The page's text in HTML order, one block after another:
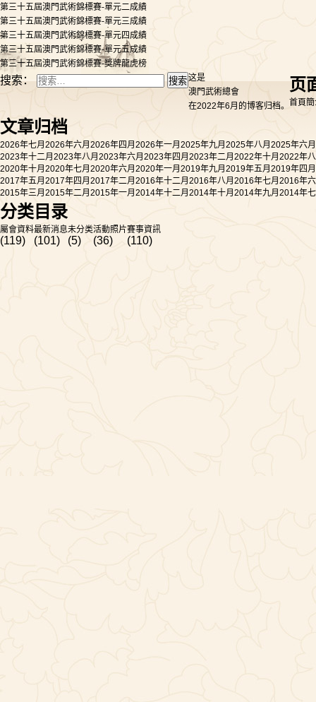
第三十五屆澳門武術錦標賽-單元二成績
第三十五屆澳門武術錦標賽-單元三成績
第三十五屆澳門武術錦標賽-單元四成績
第三十五屆澳門武術錦標賽-單元五成績
第三十五屆澳門武術錦標賽-獎牌龍虎榜
搜索：
这是
澳門武術總會
在2022年6月的博客归档。
页
首頁
文章归档
2026年七月 2026年六月 2026年四月 2026年一月 2025年九月 2025年八月 2025年六月
2023年十二月 2023年八月 2023年六月 2023年四月 2023年二月 2022年十月 2022年
2020年十月 2020年七月 2020年六月 2020年一月 2019年九月 2019年五月 2019年四月
2017年五月 2017年四月 2017年二月 2016年十二月 2016年八月 2016年七月 2016年
2015年三月 2015年二月 2015年一月 2014年十二月 2014年十月 2014年九月 2014年
分类目录
屬會資料
(119)
最新消息
(101)
未分类
(5)
活動照片
(36)
賽事資訊
(110)